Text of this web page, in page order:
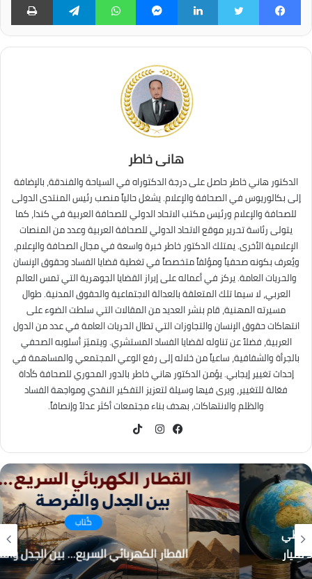
فيسبوك لينكدإن ماسنجر واتساب تيلقرام
هانى خاطر
الدكتور هاني خاطر حاصل على درجة الدكتوراه في السياحة والفندقة، بالإضافة
إلى بكالوريوس في الصحافة والإعلام. يشغل حالياً منصب رئيس المنتدى الدولى
للصحافة والإعلام ورئيس مكتب الاتحاد الدولي للصحافة العربية في كندا، كما
يتولى رئاسة تحرير موقع الاتحاد الدولي للصحافة العربية وعدد من المنصات
الإعلامية الأخرى. يمتلك الدكتور خاطر خبرة واسعة في مجال الصحافة والإعلام،
ويُعرف بكونه صحفياً ومؤلفاً متخصصاً في تغطية قضايا الفساد وحقوق الإنسان
والحريات العامة. يركز في أعماله على إبراز القضايا الجوهرية التي تمس العالم
العربي، لا سيما تلك المتعلقة بالعدالة الاجتماعية والحقوق المدنية. طوال
مسيرته المهنية، قام بنشر العديد من المقالات التي سلطت الضوء على
انتهاكات حقوق الإنسان والتجاوزات التي تطال الحريات العامة في عدد من الدول
العربية، فضلاً عن تناوله لقضايا الفساد المستشري. ويتميّز أسلوبه الصحفي
بالجرأة والشفافية، ساعياً من خلاله إلى رفع الوعي المجتمعي والمساهمة في
إحداث تغيير إيجابي. يؤمن الدكتور هاني خاطر بالدور المحوري للصحافة كأداة
فعّالة للتغيير، ويرى فيها وسيلة لتعزيز التفكير النقدي ومواجهة الفساد
والظلم والانتهاكات، بهدف بناء مجتمعات أكثر عدلاً وإنصافاً.
كُتاب
القطار الكهربائي السريع… بين الجدل والفرصة